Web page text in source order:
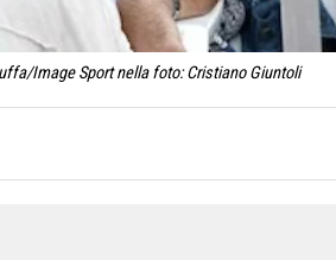
Image Sport nella foto: Cristiano Giuntoli